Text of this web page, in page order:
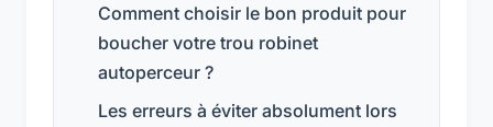
Comment choisir le bon produit pour
boucher votre trou robinet
autoperceur ?
Les erreurs à éviter absolument lors